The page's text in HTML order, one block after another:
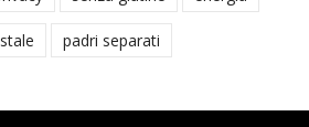
padri separati